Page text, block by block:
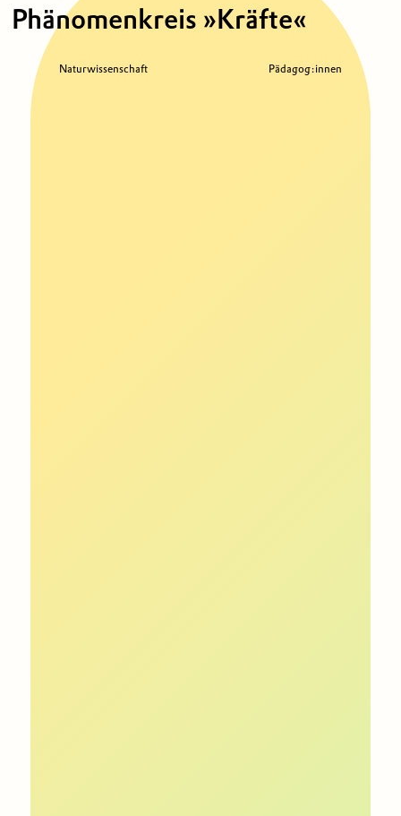
Phänomenkreis »Kräfte«
Naturwissenschaft Pädagog:innen